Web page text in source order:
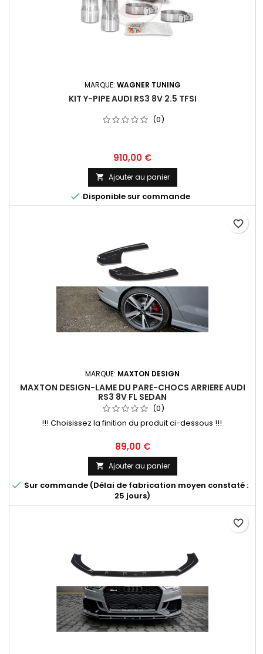
MARQUE: WAGNER TUNING
KIT Y-PIPE AUDI RS3 8V 2.5 TFSI
(0)
Prix
910,00 €
 Ajouter au panier
 Disponible sur commande
MARQUE: MAXTON DESIGN
MAXTON DESIGN-LAME DU PARE-CHOCS ARRIERE AUDI
RS3 8V FL SEDAN
(0)
!!! Choisissez la finition du produit ci-dessous !!!
Prix
89,00 €
 Ajouter au panier
 Sur commande (Délai de fabrication moyen constaté :
25 jours)
favorite_border
favorite_border